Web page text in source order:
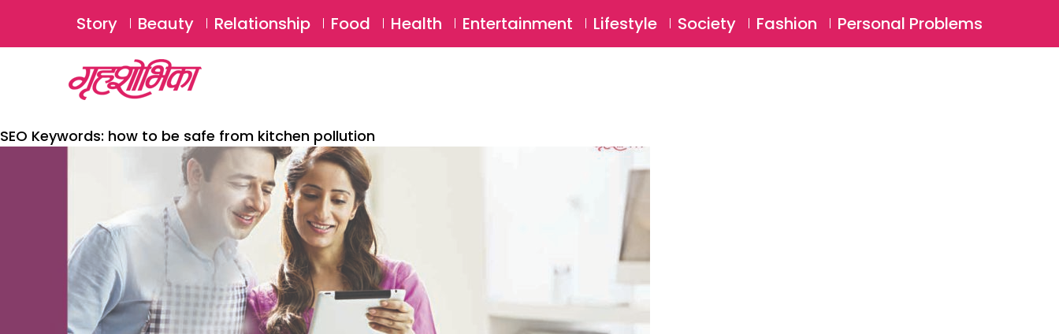
SUBSCRIBE Login ⚲
Story Beauty Relationship Food Health Entertainment Lifestyle Society Fashion Personal Problems
SEO Keywords: how to be safe from kitchen pollution